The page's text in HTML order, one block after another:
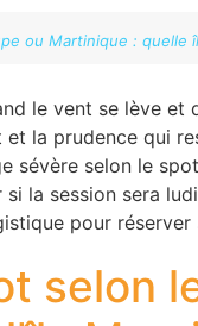
ou Martinique : quelle
le vent se lève et
la prudence qui
sévère selon le
la session sera
pour réserver
selon